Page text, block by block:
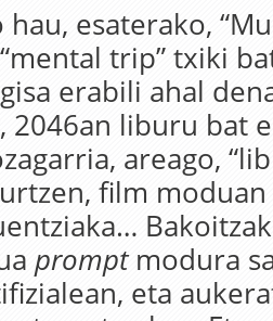
esaterako,
trip” txiki
erabili ahal
2046an liburu bat
areago,
film
promptmodura
eta